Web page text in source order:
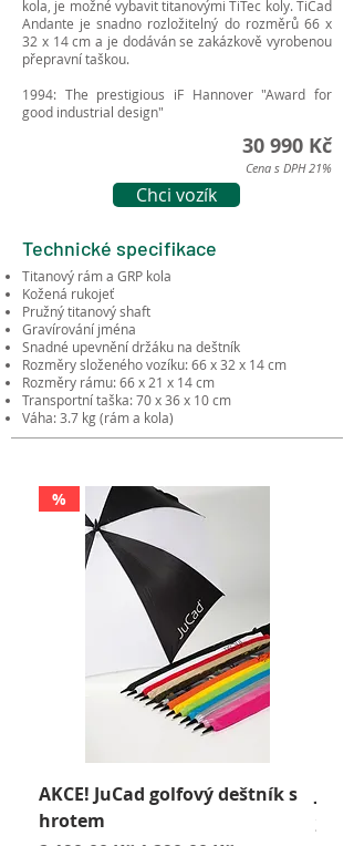
kola, je možné vybavit titanovými TiTec koly. TiCad
Andante je snadno rozložitelný do rozměrů 66 x
32 x 14 cm a je dodáván se zakázkově vyrobenou
přepravní taškou.
1994: The prestigious iF Hannover "Award for
good industrial design"
30 990 Kč
Cena s DPH 21%
Chci vozík
Technické specifikace
Titanový rám a GRP kola
Kožená rukojeť
Pružný titanový shaft
Gravírování jména
Snadné upevnění držáku na deštník
Rozměry složeného vozíku: 66 x 32 x 14 cm
Rozměry rámu: 66 x 21 x 14 cm
Transportní taška: 70 x 36 x 10 cm
Váha: 3.7 kg (rám a kola)
%
AKCE! JuCad golfový deštník s
hrotem
Cena
2